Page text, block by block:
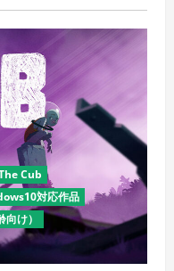
Cub
対応作品
け）